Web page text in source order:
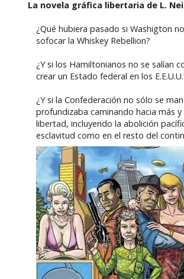
La novela gráfica libertaria de L.
¿Qué hubiera pasado si Washigton
sofocar la Whiskey Rebellion?
¿Y si los Hamiltonianos no se salían
crear un Estado federal en los
¿Y si la Confederación no sólo se
profundizaba caminando hacia más
libertad, incluyendo la abolición
esclavitud como en el resto del